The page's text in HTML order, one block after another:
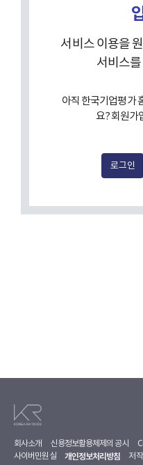
서비스 이용을
서비스
아직 한국기업평가
요? 회원가
로그인
회사소개 신용정보활용체제의 공시
사이버민원실
개인정보처리방침 저